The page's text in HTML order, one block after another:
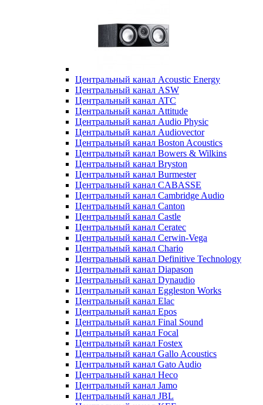
Центральный канал Acoustic Energy
Центральный канал ASW
Центральный канал ATC
Центральный канал Attitude
Центральный канал Audio Physic
Центральный канал Audiovector
Центральный канал Boston Acoustics
Центральный канал Bowers & Wilkins
Центральный канал Bryston
Центральный канал Burmester
Центральный канал CABASSE
Центральный канал Cambridge Audio
Центральный канал Canton
Центральный канал Castle
Центральный канал Ceratec
Центральный канал Cerwin-Vega
Центральный канал Chario
Центральный канал Definitive Technology
Центральный канал Diapason
Центральный канал Dynaudio
Центральный канал Eggleston Works
Центральный канал Elac
Центральный канал Epos
Центральный канал Final Sound
Центральный канал Focal
Центральный канал Fostex
Центральный канал Gallo Acoustics
Центральный канал Gato Audio
Центральный канал Heco
Центральный канал Jamo
Центральный канал JBL